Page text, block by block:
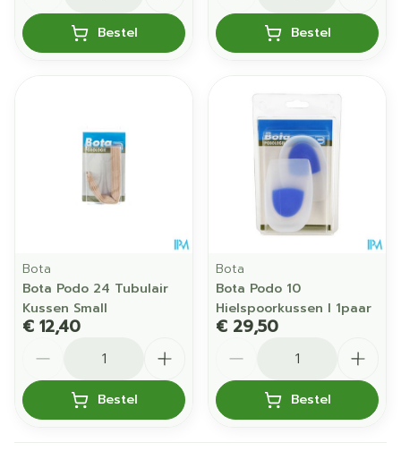
Bestel Bestel
Bota
Bota Podo 24 Tubulair
Kussen Small
€ 12,40
Bestel
Bota
Bota Podo 10
Hielspoorkussen l 1paar
€ 29,50
Bestel